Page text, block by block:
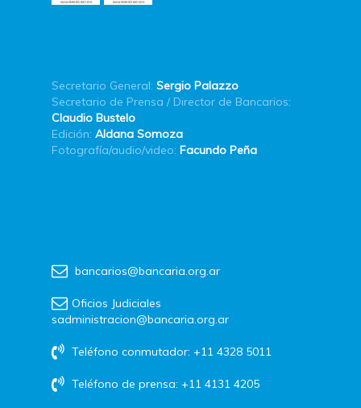
Secretario General: Sergio Palazzo
Secretario de Prensa / Director de Bancarios:
Claudio Bustelo
Edición: Aldana Somoza
Fotografía/audio/video: Facundo Peña
bancarios@bancaria.org.ar
Oficios Judiciales
sadministracion@bancaria.org.ar
Teléfono conmutador: +11 4328 5011
Teléfono de prensa: +11 4131 4205